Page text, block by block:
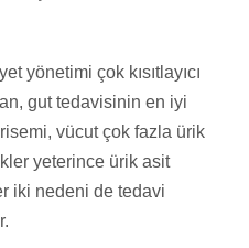
yönetimi çok kısıtlayıcı
gut tedavisinin en iyi
vücut çok fazla ürik
yeterince ürik asit
iki nedeni de tedavi